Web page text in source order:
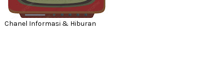
Chanel Informasi & Hiburan